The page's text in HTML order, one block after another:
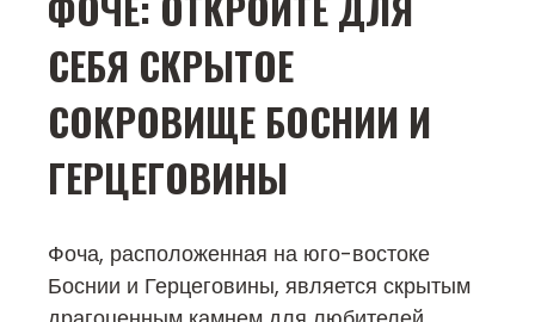
СЕБЯ СКРЫТОЕ
СОКРОВИЩЕ БОСНИИ И
ГЕРЦЕГОВИНЫ
Фоча, расположенная на юго-востоке
Боснии и Герцеговины, является скрытым